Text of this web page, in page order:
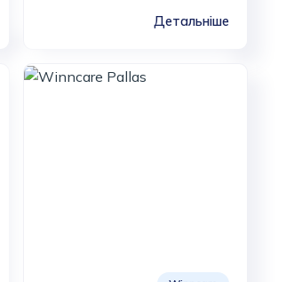
Детальніше